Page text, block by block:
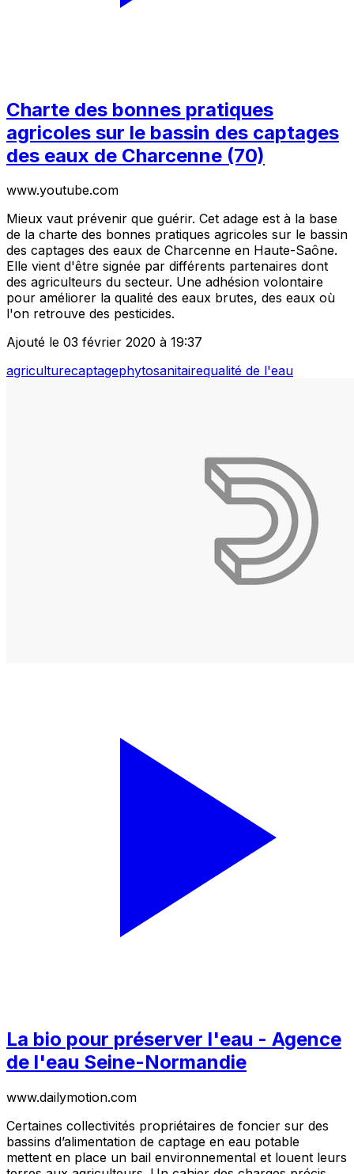
Charte des bonnes pratiques
agricoles sur le bassin des captages
des eaux de Charcenne (70)
www.youtube.com
Mieux vaut prévenir que guérir. Cet adage est à la base
de la charte des bonnes pratiques agricoles sur le bassin
des captages des eaux de Charcenne en Haute-Saône.
Elle vient d'être signée par différents partenaires dont
des agriculteurs du secteur. Une adhésion volontaire
pour améliorer la qualité des eaux brutes, des eaux où
l'on retrouve des pesticides.
Ajouté le 03 février 2020 à 19:37
agriculturecaptagephytosanitairequalité de l'eau
La bio pour préserver l'eau - Agence
de l'eau Seine-Normandie
www.dailymotion.com
Certaines collectivités propriétaires de foncier sur des
bassins d’alimentation de captage en eau potable
mettent en place un bail environnemental et louent leurs